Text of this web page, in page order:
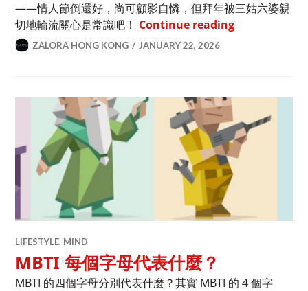
——情人節倒還好，尚可顧影自憐，但拜年被三姑六婆親
切地輪流關心是常識吧！ Continue reading拜年係單身狗
ZALORA HONG KONG JANUARY 22, 2026
LIFESTYLE, MIND
MBTI 每個字母代表什麼？
MBTI 的四個字母分別代表什麼？其實 MBTI 的 4 個字